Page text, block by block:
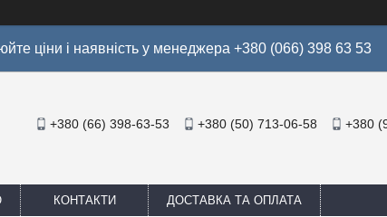
ціни і наявність у менеджера +380 (066) 398 63 53
+380 (66) 398-63-53 +380 (50) 713-06-58 +380
КОНТАКТИ ДОСТАВКА ТА ОПЛАТА